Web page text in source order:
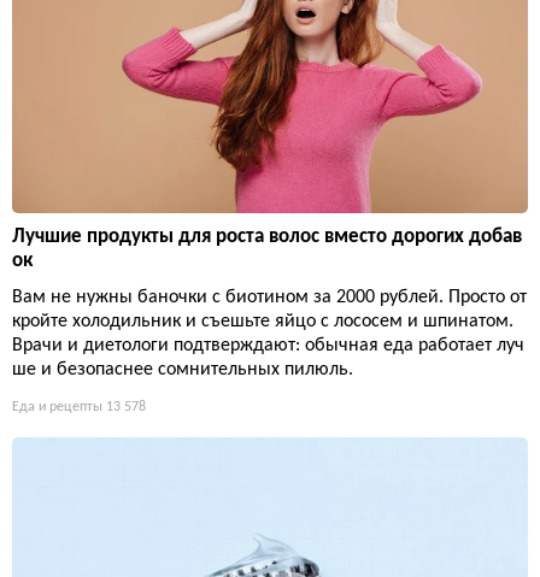
Лучшие продукты для роста волос вместо дорогих добав
ок
Вам не нужны баночки с биотином за 2000 рублей. Просто от
кройте холодильник и съешьте яйцо с лососем и шпинатом.
Врачи и диетологи подтверждают: обычная еда работает луч
ше и безопаснее сомнительных пилюль.
Еда и рецепты 13 578